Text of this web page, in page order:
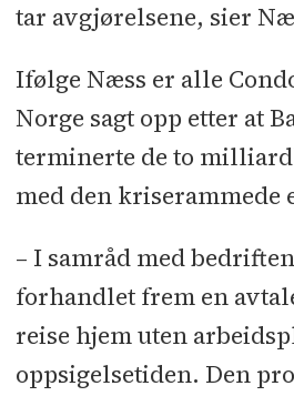
tar avgjørelsene, sier
Ifølge Næss er alle
Norge sagt opp etter at
terminerte de to
med den kriserammede
– I samråd med
forhandlet frem en
reise hjem uten
oppsigelsetiden. Den